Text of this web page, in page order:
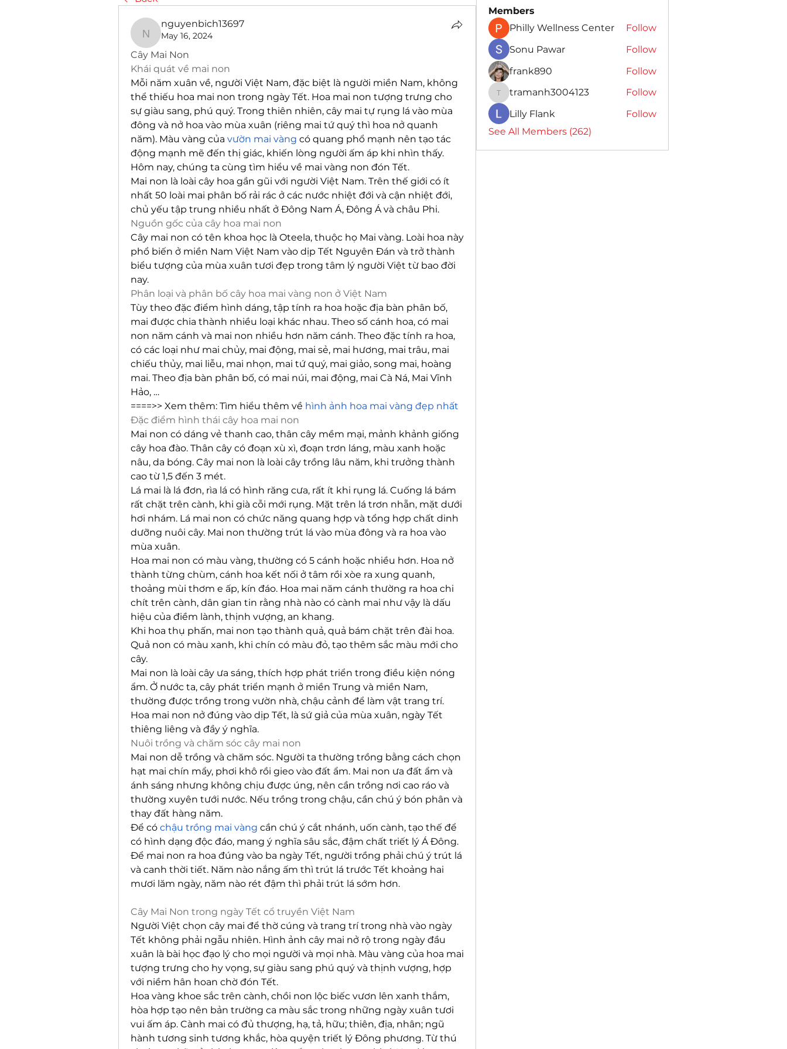
nguyenbich13697
nguyenbich13697
May 16, 2024
Cây Mai Non
Khái quát về mai non
Mỗi năm xuân về, người Việt Nam, đặc biệt là người miền Nam, không
thể thiếu hoa mai non trong ngày Tết. Hoa mai non tượng trưng cho
sự giàu sang, phú quý. Trong thiên nhiên, cây mai tự rụng lá vào mùa
đông và nở hoa vào mùa xuân (riêng mai tứ quý thì hoa nở quanh
năm). Màu vàng của vườn mai vàng có quang phổ mạnh nên tạo tác
động mạnh mẽ đến thị giác, khiến lòng người ấm áp khi nhìn thấy.
Hôm nay, chúng ta cùng tìm hiểu về mai vàng non đón Tết.
Mai non là loài cây hoa gần gũi với người Việt Nam. Trên thế giới có ít
nhất 50 loài mai phân bố rải rác ở các nước nhiệt đới và cận nhiệt đới,
chủ yếu tập trung nhiều nhất ở Đông Nam Á, Đông Á và châu Phi.
Nguồn gốc của cây hoa mai non
Cây mai non có tên khoa học là Oteela, thuộc họ Mai vàng. Loài hoa này
phổ biến ở miền Nam Việt Nam vào dịp Tết Nguyên Đán và trở thành
biểu tượng của mùa xuân tươi đẹp trong tâm lý người Việt từ bao đời
nay.
Phân loại và phân bố cây hoa mai vàng non ở Việt Nam
Tùy theo đặc điểm hình dáng, tập tính ra hoa hoặc địa bàn phân bố,
mai được chia thành nhiều loại khác nhau. Theo số cánh hoa, có mai
non năm cánh và mai non nhiều hơn năm cánh. Theo đặc tính ra hoa,
có các loại như mai chủy, mai động, mai sẻ, mai hương, mai trâu, mai
chiếu thủy, mai liễu, mai nhọn, mai tứ quý, mai giảo, song mai, hoàng
mai. Theo địa bàn phân bố, có mai núi, mai động, mai Cà Ná, Mai Vĩnh
Hảo, …
====>> Xem thêm: Tìm hiểu thêm về hình ảnh hoa mai vàng đẹp nhất
Đặc điểm hình thái cây hoa mai non
Mai non có dáng vẻ thanh cao, thân cây mềm mại, mảnh khảnh giống
cây hoa đào. Thân cây có đoạn xù xì, đoạn trơn láng, màu xanh hoặc
nâu, da bóng. Cây mai non là loài cây trồng lâu năm, khi trưởng thành
cao từ 1,5 đến 3 mét.
Lá mai là lá đơn, rìa lá có hình răng cưa, rất ít khi rụng lá. Cuống lá bám
rất chặt trên cành, khi già cỗi mới rụng. Mặt trên lá trơn nhẵn, mặt dưới
hơi nhám. Lá mai non có chức năng quang hợp và tổng hợp chất dinh
dưỡng nuôi cây. Mai non thường trút lá vào mùa đông và ra hoa vào
mùa xuân.
Hoa mai non có màu vàng, thường có 5 cánh hoặc nhiều hơn. Hoa nở
thành từng chùm, cánh hoa kết nối ở tâm rồi xòe ra xung quanh,
thoảng mùi thơm e ấp, kín đáo. Hoa mai năm cánh thường ra hoa chi
chít trên cành, dân gian tin rằng nhà nào có cành mai như vậy là dấu
hiệu của điềm lành, thịnh vượng, an khang.
Khi hoa thụ phấn, mai non tạo thành quả, quả bám chặt trên đài hoa.
Quả non có màu xanh, khi chín có màu đỏ, tạo thêm sắc màu mới cho
cây.
Mai non là loài cây ưa sáng, thích hợp phát triển trong điều kiện nóng
ẩm. Ở nước ta, cây phát triển mạnh ở miền Trung và miền Nam,
thường được trồng trong vườn nhà, chậu cảnh để làm vật trang trí.
Hoa mai non nở đúng vào dịp Tết, là sứ giả của mùa xuân, ngày Tết
thiêng liêng và đầy ý nghĩa.
Nuôi trồng và chăm sóc cây mai non
Mai non dễ trồng và chăm sóc. Người ta thường trồng bằng cách chọn
hạt mai chín mẩy, phơi khô rồi gieo vào đất ẩm. Mai non ưa đất ẩm và
ánh sáng nhưng không chịu được úng, nên cần trồng nơi cao ráo và
thường xuyên tưới nước. Nếu trồng trong chậu, cần chú ý bón phân và
thay đất hàng năm.
Để có chậu trồng mai vàng cần chú ý cắt nhánh, uốn cành, tạo thế để
có hình dạng độc đáo, mang ý nghĩa sâu sắc, đậm chất triết lý Á Đông.
Để mai non ra hoa đúng vào ba ngày Tết, người trồng phải chú ý trút lá
và canh thời tiết. Năm nào nắng ấm thì trút lá trước Tết khoảng hai
mươi lăm ngày, năm nào rét đậm thì phải trút lá sớm hơn.
Cây Mai Non trong ngày Tết cổ truyền Việt Nam
Người Việt chọn cây mai để thờ cúng và trang trí trong nhà vào ngày
Tết không phải ngẫu nhiên. Hình ảnh cây mai nở rộ trong ngày đầu
xuân là bài học đạo lý cho mọi người và mọi nhà. Màu vàng của hoa mai
tượng trưng cho hy vọng, sự giàu sang phú quý và thịnh vượng, hợp
với niềm hân hoan chờ đón Tết.
Hoa vàng khoe sắc trên cành, chồi non lộc biếc vươn lên xanh thắm,
hòa hợp tạo nên bản trường ca màu sắc trong những ngày xuân tươi
vui ấm áp. Cành mai có đủ thượng, hạ, tả, hữu; thiên, địa, nhân; ngũ
hành tương sinh tương khắc, hòa quyện triết lý Đông phương. Từ thú
Members
Philly Wellness Center
Follow
Sonu Pawar
Follow
frank890
Follow
tramanh3004123
tramanh3004123
Follow
Lilly Flank
Follow
See All Members (262)